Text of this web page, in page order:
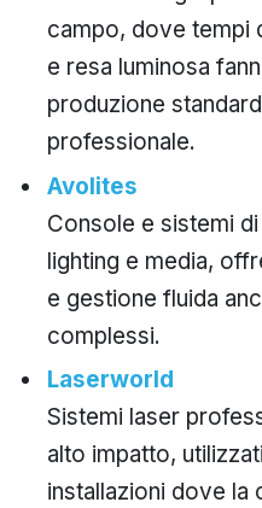
campo, dove tempi
e resa luminosa
produzione
professionale.
Avolites
Console e sistemi
lighting e media,
e gestione fluida
complessi.
Laserworld
Sistemi laser
alto impatto,
installazioni dove la